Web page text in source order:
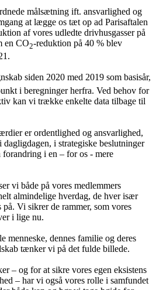
målsætning ift. ansvarlighed og
at lægge os tæt op ad Parisaftalen
af vores udledte drivhusgasser på
en CO2-reduktion på 40 % blev
siden 2020 med 2019 som basisår,
i beregninger herfra. Ved behov for
kan vi trække enkelte data tilbage til
er ordentlighed og ansvarlighed,
i strategiske beslutninger
i en – for os - mere
vi både på vores medlemmers
almindelige hverdag, de hver især
Vi sikrer de rammer, som vores
i lige nu.
menneske, dennes familie og deres
tænker vi på det fulde billede.
– og for at sikre vores egen eksistens
– har vi også vores rolle i samfundet